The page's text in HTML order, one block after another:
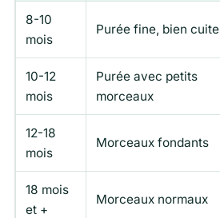
8-10
mois
Purée fine, bien cuite
10-12
mois
Purée avec petits
morceaux
12-18
mois
Morceaux fondants
18 mois
et +
Morceaux normaux